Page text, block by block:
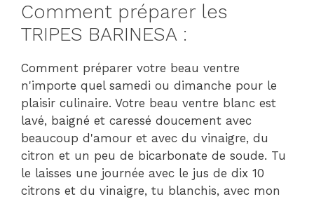
Comment préparer les
TRIPES BARINESA :
Comment préparer votre beau ventre
n'importe quel samedi ou dimanche pour le
plaisir culinaire. Votre beau ventre blanc est
lavé, baigné et caressé doucement avec
beaucoup d'amour et avec du vinaigre, du
citron et un peu de bicarbonate de soude. Tu
le laisses une journée avec le jus de dix 10
citrons et du vinaigre, tu blanchis, avec mon